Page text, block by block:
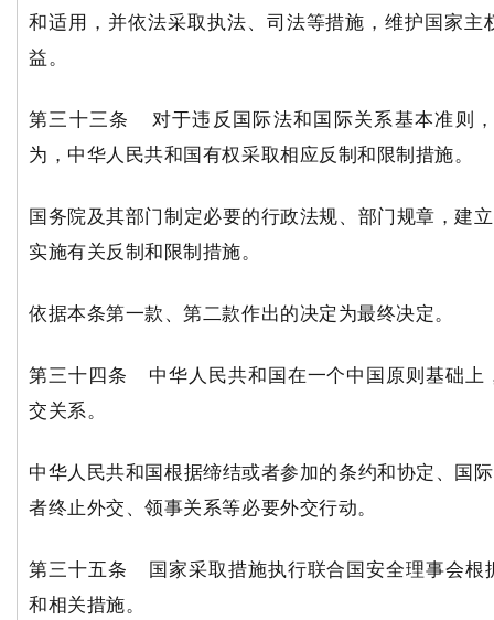
和适用，并依法采取执法、司法等措施，维护国家
益。
第三十三条 对于违反国际法和国际关系基本准则
为，中华人民共和国有权采取相应反制和限制措施。
国务院及其部门制定必要的行政法规、部门规章，建
实施有关反制和限制措施。
依据本条第一款、第二款作出的决定为最终决定。
第三十四条 中华人民共和国在一个中国原则基础上
交关系。
中华人民共和国根据缔结或者参加的条约和协定、国
者终止外交、领事关系等必要外交行动。
第三十五条 国家采取措施执行联合国安全理事会根
和相关措施。